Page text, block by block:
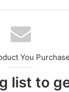
You Purchase
list to